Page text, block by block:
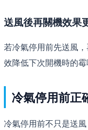
送風後再關機效果
若冷氣停用前先送風
效降低下次開機時的霉
冷氣停用前正
冷氣停用前不只是送